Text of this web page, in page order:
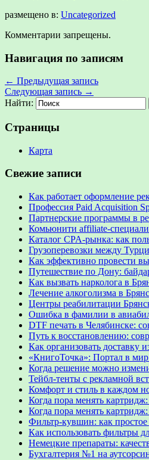
размещено в: Uncategorized
Комментарии запрещены.
Навигация по записям
← Предыдущая запись
Следующая запись →
Найти:
Страницы
Карта
Свежие записи
Как работает оформление
Профессия Paid Acquisition
Партнерские программы в
Комьюнити affiliate-
Каталог CPA-рынка: как
Грузоперевозки между
Как эффективно провести
Путешествие по Дону:
Как вызвать нарколога в
Лечение алкоголизма в
Центры реабилитации
Ошибка в фамилии в
DTF печать в Челябинске:
Путь к восстановлению:
Как организовать
«КнигоТочка»: Портал в
Когда решение можно
Тейбл-тенты с рекламной
Комфорт и стиль в каждом
Когда пора менять
Когда пора менять
Фильтр-кувшин: как
Как использовать фильтры
Немецкие препараты:
Бухгалтерия №1 на